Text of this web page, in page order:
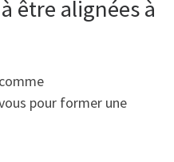
être alignées à
pour former une